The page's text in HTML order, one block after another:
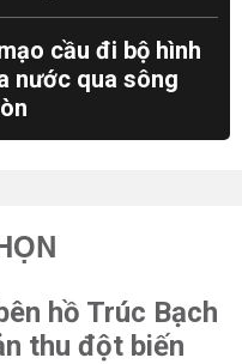
cầu đi bộ hình
nước qua sông
hồ Trúc Bạch
thu đột biến